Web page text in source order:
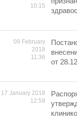
10:15
09 February
2018
11:36
от
17 January 2018
12:59